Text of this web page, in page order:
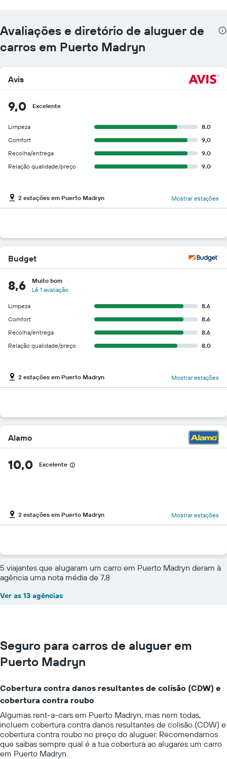
Avaliações e diretório de aluguer de
carros em Puerto Madryn
Avis
9,0 Excelente
Limpeza
8.0
Comfort
9.0
Recolha/entrega
9.0
Relação qualidade/preço
9.0
2 estações em Puerto Madryn Mostrar estações
Budget
8,6
Muito bom
Lê 1 avaliação
Limpeza
8.6
Comfort
8.6
Recolha/entrega
8.6
Relação qualidade/preço
8.0
2 estações em Puerto Madryn Mostrar estações
Alamo
10,0 Excelente
2 estações em Puerto Madryn Mostrar estações
5 viajantes que alugaram um carro em Puerto Madryn deram à
agência uma nota média de 7,8
Ver as 13 agências
Seguro para carros de aluguer em
Puerto Madryn
Cobertura contra danos resultantes de colisão (CDW) e
cobertura contra roubo
Algumas rent-a-cars em Puerto Madryn, mas nem todas,
incluem cobertura contra danos resultantes de colisão (CDW) e
cobertura contra roubo no preço do aluguer. Recomendamos
que saibas sempre qual é a tua cobertura ao alugares um carro
em Puerto Madryn.